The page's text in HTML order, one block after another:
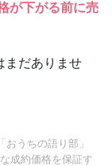
が下がる前に売
まだありませ
うちの語り部」
成約価格を保証す